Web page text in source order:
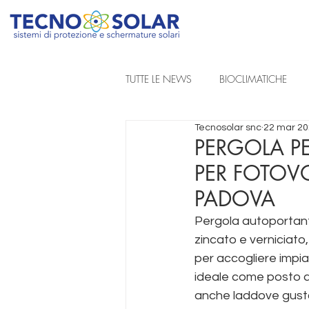
TUTTE LE NEWS BIOCLIMATICHE
REALIZZAZIONI A PROGETTO
TENDE DA SOLE A BRACCIA
TENDE TECNICHE
PERGOLA
PER
PADOVA
Tecnosolar snc 22 mar
Pergola
zincato e
per accogliere
ideale come posto
anche laddove